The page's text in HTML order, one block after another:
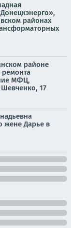
районах
районе
ремонта
МФЦ,
17
жене Дарье в